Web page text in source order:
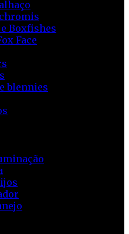
Boxfishes
Face
blennies